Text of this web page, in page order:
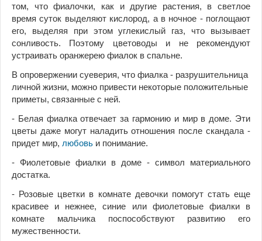
том, что фиалочки, как и другие растения, в светлое
время суток выделяют кислород, а в ночное - поглощают
его, выделяя при этом углекислый газ, что вызывает
сонливость. Поэтому цветоводы и не рекомендуют
устраивать оранжерею фиалок в спальне.
В опровержении суеверия, что фиалка - разрушительница
личной жизни, можно привести некоторые положительные
приметы, связанные с ней.
- Белая фиалка отвечает за гармонию и мир в доме. Эти
цветы даже могут наладить отношения после скандала -
придет мир, любовь и понимание.
- Фиолетовые фиалки в доме - символ материального
достатка.
- Розовые цветки в комнате девочки помогут стать еще
красивее и нежнее, синие или фиолетовые фиалки в
комнате мальчика поспособствуют развитию его
мужественности.